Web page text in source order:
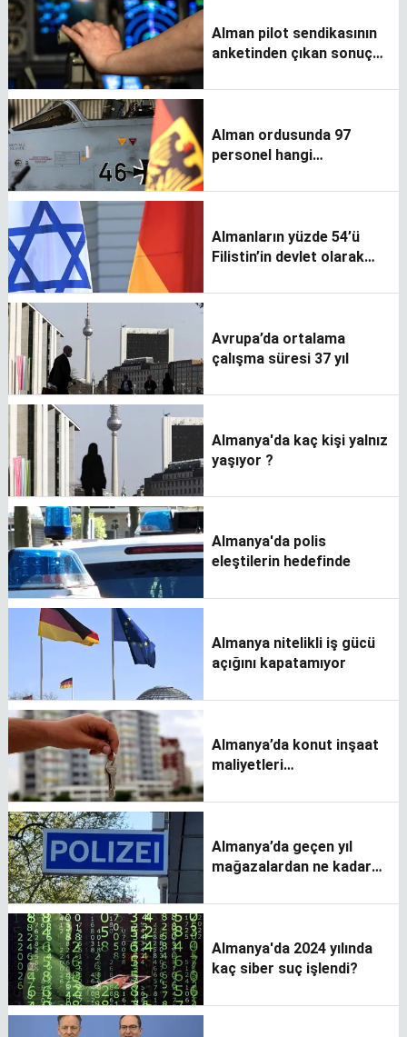
Alman pilot sendikasının
anketinden çıkan sonuç
Alman ordusunda 97
personel hangi
görevden alındı?
Almanların yüzde 54’ü
Filistin’in devlet olarak
Avrupa’da ortalama
çalışma süresi 37 yıl
Almanya'da kaç kişi yalnız
yaşıyor ?
Almanya'da polis
eleştilerin hedefinde
Almanya nitelikli iş gücü
açığını kapatamıyor
Almanya’da konut inşaat
maliyetleri
Almanya’da geçen yıl
mağazalardan ne kadar
Almanya'da 2024 yılında
kaç siber suç işlendi?